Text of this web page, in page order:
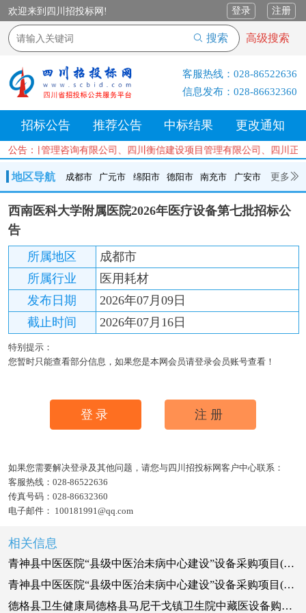
欢迎来到四川招投标网! 登录 注册
搜索 高级搜索
客服热线： 028-86522636
信息发布： 028-86632360
招标公告 推荐公告 中标结果 更改通知
公告：目管理咨询有限公司、四川衡信建设项目管理有限公司、四
地区导航 成都市 广元市 绵阳市 德阳市 南充市 广安市 更多
成都市 广元市 绵阳市 德阳市 南充市 广安市
遂宁市
内江市
达州市
资阳市 眉山市 雅安市 阿坝州 甘孜州 凉山州
西南医科大学附属医院2026年医疗设备第七批招标公
告
所属地区
成都市
所属行业
医用耗材
发布日期
2026年07月09日
截止时间
2026年07月16日
特别提示：
您暂时只能查看部分信息，如果您是本网会员请登录会员账号查看！
登录 注册
如果您需要解决登录及其他问题，请您与四川招投标网客户中心联系：
客服热线： 028-86522636
传真号码： 028-86632360
电子邮件： 100181991@qq.com
相关信息
青神县中医医院“县级中医治未病中心建设”设备采购项目(二次)竞争性谈判公告
青神县中医医院“县级中医治未病中心建设”设备采购项目(二次)竞争性谈判公告
德格县卫生健康局德格县马尼干戈镇卫生院中藏医设备购置项目招标公告